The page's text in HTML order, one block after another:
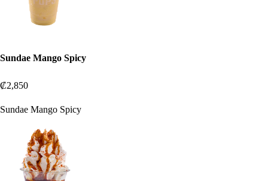
Sundae Mango Spicy
₡2,850
Sundae Mango Spicy